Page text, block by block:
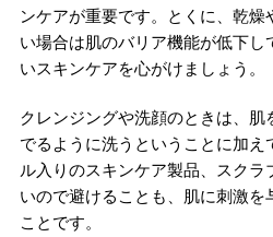
ンケアが重要です。とくに、乾
い場合は肌のバリア機能が低下し
いスキンケアを心がけましょう。
クレンジングや洗顔のときは、肌
でるように洗うということに加え
ル入りのスキンケア製品、スク
いので避けることも、肌に刺激を
ことです。